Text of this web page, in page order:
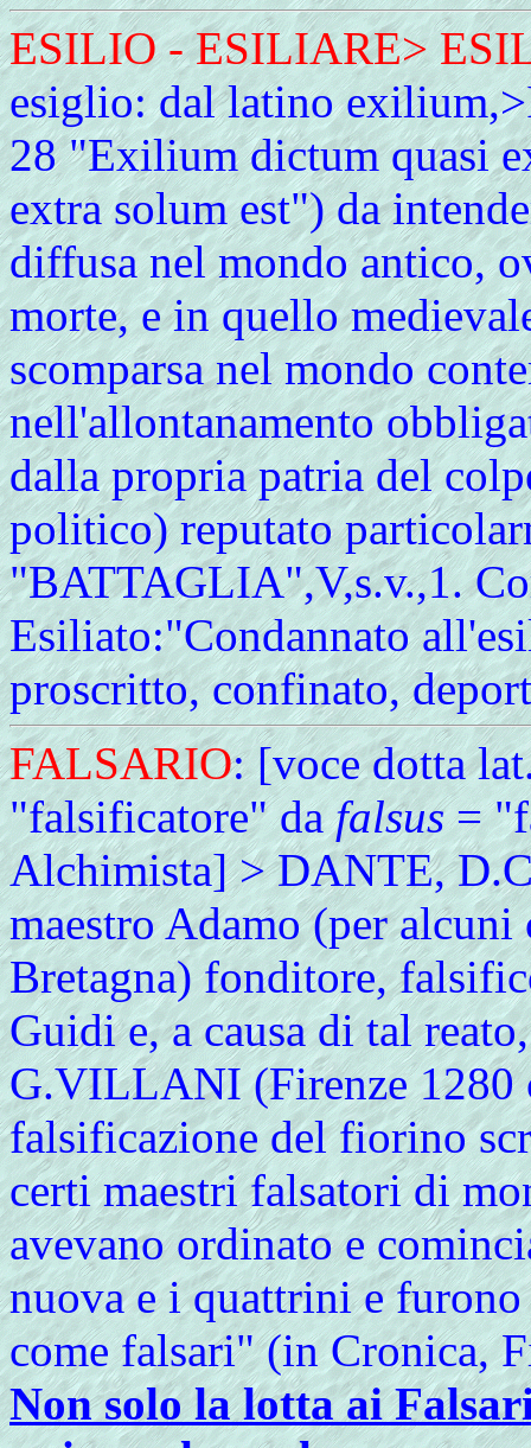
ESILIO- ESILIARE>
esiglio: dal latino
28 "Exilium dictum quasi
extra solum est") da
diffusa nel mondo antico,
morte, e in quello
scomparsa nel mondo
nell'allontanamento
dalla propria patria del
politico) reputato
"BATTAGLIA",V,s.v.,1.
Esiliato:"Condannato
proscritto, confinato,
FALSARIO: [voce dotta
"falsificatore" dafalsus=
Alchimista] > DANTE,
maestro Adamo (per
Bretagna) fonditore,
Guidi e, a causa di tal
G.VILLANI (Firenze 1280
falsificazione del fiorino
certi maestri falsatori di
avevano ordinato e
nuova e i quattrini e
come falsari" (in Cronica,
Non solo la lotta ai